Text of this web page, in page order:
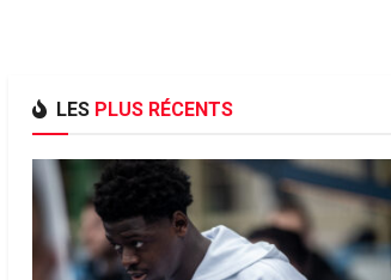
LES PLUS RÉCENTS